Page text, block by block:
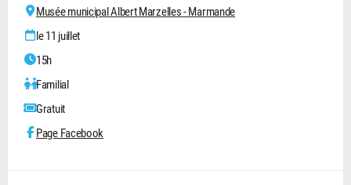
Musée municipal Albert Marzelles - Marmande
le 11 juillet
15h
Familial
Gratuit
Page Facebook